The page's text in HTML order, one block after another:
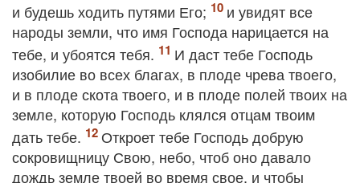
и будешь ходить путями Его;
и увидят все
народы земли, что имя Господа нарицается на
тебе, и убоятся тебя.
И даст тебе Господь
изобилие во всех благах, в плоде чрева твоего,
и в плоде скота твоего, и в плоде полей твоих на
земле, которую Господь клялся отцам твоим
дать тебе.
Откроет тебе Господь добрую
сокровищницу Свою, небо, чтоб оно давало
дождь земле твоей во время свое, и чтобы